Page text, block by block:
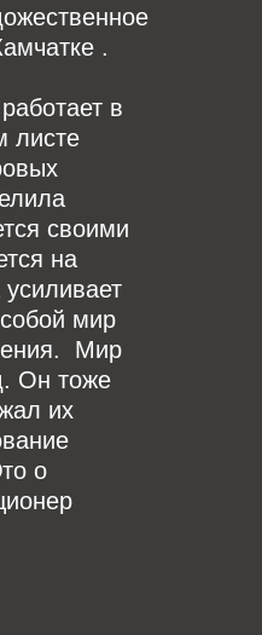
.
в
листе
своими
на
мир
Мир
Он тоже
их
о